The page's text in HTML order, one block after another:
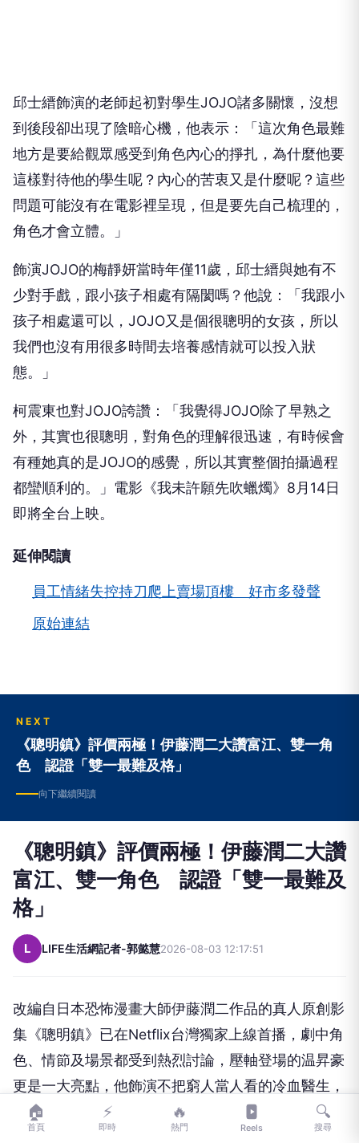
邱士縉飾演的老師起初對學生JOJO諸多關懷，沒想
到後段卻出現了陰暗心機，他表示：「這次角色最難
地方是要給觀眾感受到角色內心的掙扎，為什麼他要
這樣對待他的學生呢？內心的苦衷又是什麼呢？這些
問題可能沒有在電影裡呈現，但是要先自己梳理的，
角色才會立體。」
飾演JOJO的梅靜妍當時年僅11歲，邱士縉與她有不
少對手戲，跟小孩子相處有隔閡嗎？他說：「我跟小
孩子相處還可以，JOJO又是個很聰明的女孩，所以
我們也沒有用很多時間去培養感情就可以投入狀
態。」
柯震東也對JOJO誇讚：「我覺得JOJO除了早熟之
外，其實也很聰明，對角色的理解很迅速，有時候會
有種她真的是JOJO的感覺，所以其實整個拍攝過程
都蠻順利的。」電影《我未許願先吹蠟燭》8月14日
即將全台上映。
延伸閱讀
員工情緒失控持刀爬上賣場頂樓 好市多發聲
原始連結
NEXT
《聰明鎮》評價兩極！伊藤潤二大讚富江、雙一角
色 認證「雙一最難及格」
向下繼續閱讀
《聰明鎮》評價兩極！伊藤潤二大讚
富江、雙一角色 認證「雙一最難及
格」
L LIFE生活網記者-郭懿慧2026-08-03 12:17:51
改編自日本恐怖漫畫大師伊藤潤二作品的真人原創影
集《聰明鎮》 已在Netflix台灣獨家上線首播，劇中角
色、情節及場景都受到熱烈討論，壓軸登場的温昇豪
更是一大亮點， 他飾演不把窮人當人看的冷血醫生，
對梁詠琪下狠手連甩三個巴掌、
逼吃血玉果，激烈肢
體衝突讓他壓力爆表直呼：「
我怎麼可以對女神這
🏠
首頁
⚡
即時
🔥
熱門 Reels
🔍
搜尋